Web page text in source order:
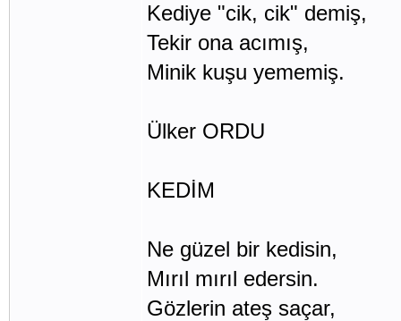
Kediye "cik, cik" demiş,
Tekir ona acımış,
Minik kuşu yememiş.
Ülker ORDU
KEDİM
Ne güzel bir kedisin,
Mırıl mırıl edersin.
Gözlerin ateş saçar,